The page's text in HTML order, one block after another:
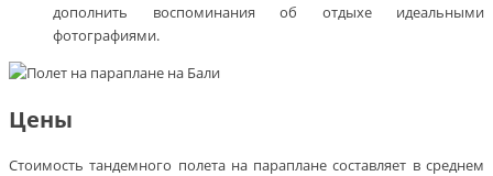
дополнить воспоминания об отдыхе идеальными
фотографиями.
Цены
Стоимость тандемного полета на параплане составляет в среднем